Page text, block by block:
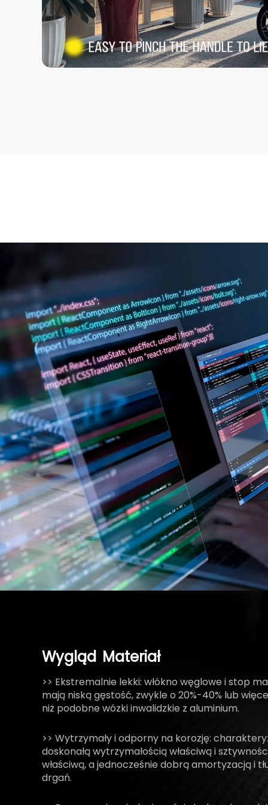
Wygląd Materiał
>> Ekstremalnie lekki: włókno węglowe i stop
mają niską gęstość, zwykle o 20%-40% lub
niż podobne wózki inwalidzkie z aluminium.
>> Wytrzymały i odporny na korozję:
doskonałą wytrzymałością właściwą i
właściwą, a jednocześnie dobrą amortyzacją i
drgań.